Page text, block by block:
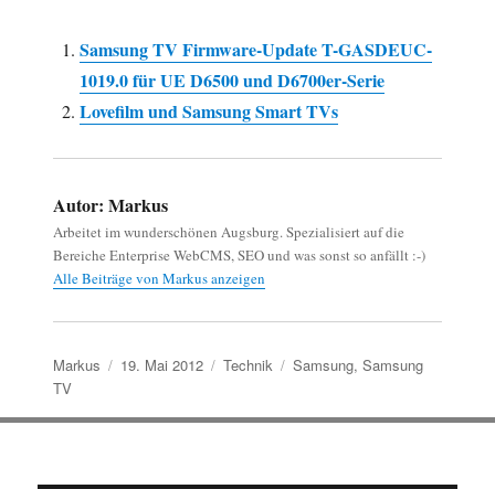
Samsung TV Firmware-Update T-GASDEUC-
1019.0 für UE D6500 und D6700er-Serie
Lovefilm und Samsung Smart TVs
Autor: Markus
Arbeitet im wunderschönen Augsburg. Spezialisiert auf die
Bereiche Enterprise WebCMS, SEO und was sonst so anfällt :-)
Alle Beiträge von Markus anzeigen
Autor
Markus
Veröffentlicht
19. Mai 2012 Kategorien
Technik Schlagwörter
Samsung, Samsung
TV